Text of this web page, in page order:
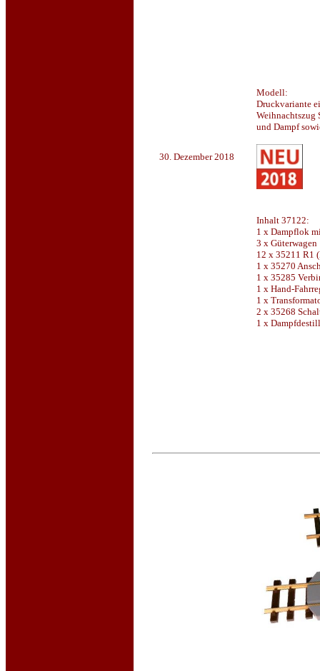
30. Dezember 2018
Modell:
Druckvariante
Weihnachtszug
und Dampf
Inhalt 37122:
1 x Dampflok
3 x Güterwagen
12 x 35211 R1
1 x 35270
1 x 35285
1 x Hand-
1 x
2 x 35268
1 x